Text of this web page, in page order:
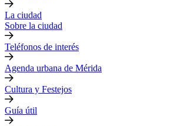
La ciudad
Sobre la ciudad
Teléfonos de interés
Agenda urbana de Mérida
Cultura y Festejos
Guía útil